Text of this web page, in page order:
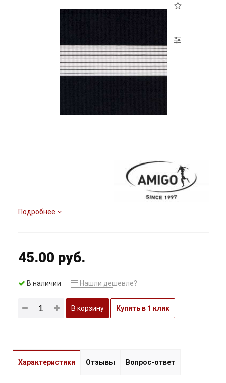
Подробнее
45.00 руб.
В наличии Нашли дешевле?
В корзину Купить в 1 клик
Характеристики Отзывы Вопрос-ответ